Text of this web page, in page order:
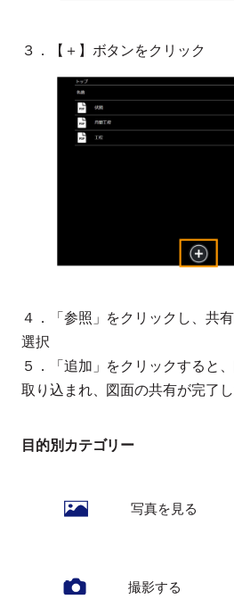
目的別カテゴリー
写真を見る
撮影する
３．【＋】ボタンをクリック
４．「参照」をクリックし、共
選択
５．「追加」をクリックすると
取り込まれ、図面の共有が完了し